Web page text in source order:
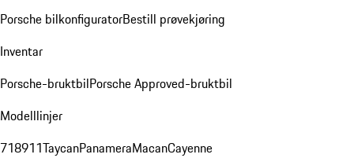
Porsche bilkonfiguratorBestill prøvekjøring
Inventar
Porsche-bruktbilPorsche Approved-bruktbil
Modelllinjer
718911TaycanPanameraMacanCayenne